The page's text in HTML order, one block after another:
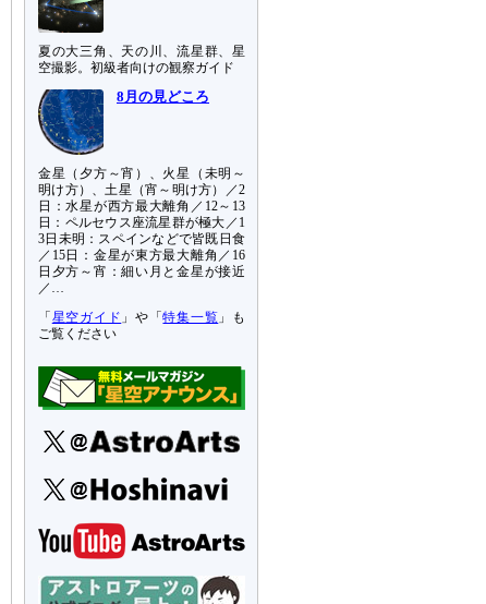
夏の大三角、天の川、流星群、星
空撮影。初級者向けの観察ガイド
8月の見どころ
金星（夕方～宵）、火星（未明～
明け方）、土星（宵～明け方）／2
日：水星が西方最大離角／12～13
日：ペルセウス座流星群が極大／1
3日未明：スペインなどで皆既日食
／15日：金星が東方最大離角／16
日夕方～宵：細い月と金星が接近
／…
「 星空ガイド 」や「特集一覧 」も
ご覧ください